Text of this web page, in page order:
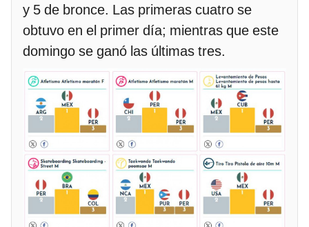
y 5 de bronce. Las primeras cuatro se
obtuvo en el primer día; mientras que este
domingo se ganó las últimas tres.